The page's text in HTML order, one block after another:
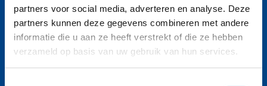
partners voor social media, adverteren en analyse. Deze
partners kunnen deze gegevens combineren met andere
informatie die u aan ze heeft verstrekt of die ze hebben
verzameld op basis van uw gebruik van hun services.
Ontvang de nieuwste aanbiedingen en
promoties